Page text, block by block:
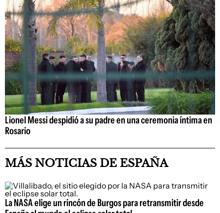
Lionel Messi despidió a su padre en una ceremonia íntima en
Rosario
MÁS NOTICIAS DE ESPAÑA
La NASA elige un rincón de Burgos para retransmitir desde